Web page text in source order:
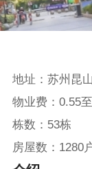
地址：苏州昆
物业费：0.55
栋数：53栋
房屋数：1280